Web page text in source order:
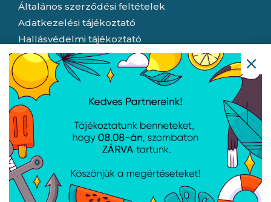
Általános szerződési feltételek
Adatkezelési tájékoztató
Hallásvédelmi tájékoztató
Süti (cookie) tájékoztató
Házhozszállítási lehetőségek
Céginformáció
Nyitvatartás
Hétfő:
Kedd:
Szerda:
Csütörtök:
8:00 - 16:30
8:00 - 16:30
8:00 - 16:30